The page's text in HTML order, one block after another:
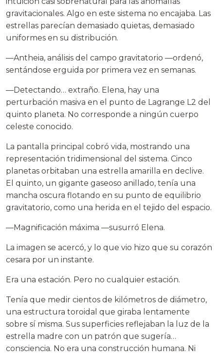
gravitacionales. Algo en este sistema no encajaba. Las
estrellas parecían demasiado quietas, demasiado
uniformes en su distribución.
—Antheia, análisis del campo gravitatorio —ordenó,
sentándose erguida por primera vez en semanas.
—Detectando… extraño. Elena, hay una
perturbación masiva en el punto de Lagrange L2 del
quinto planeta. No corresponde a ningún cuerpo
celeste conocido.
La pantalla principal cobró vida, mostrando una
representación tridimensional del sistema. Cinco
planetas orbitaban una estrella amarilla en declive.
El quinto, un gigante gaseoso anillado, tenía una
mancha oscura flotando en su punto de equilibrio
gravitatorio, como una herida en el tejido del espacio.
—Magnificación máxima —susurró Elena.
La imagen se acercó, y lo que vio hizo que su corazón
cesara por un instante.
Era una estación. Pero no cualquier estación.
Tenía que medir cientos de kilómetros de diámetro,
una estructura toroidal que giraba lentamente
sobre sí misma. Sus superficies reflejaban la luz de la
estrella madre con un patrón que sugería…
consciencia. No era una construcción humana. Ni